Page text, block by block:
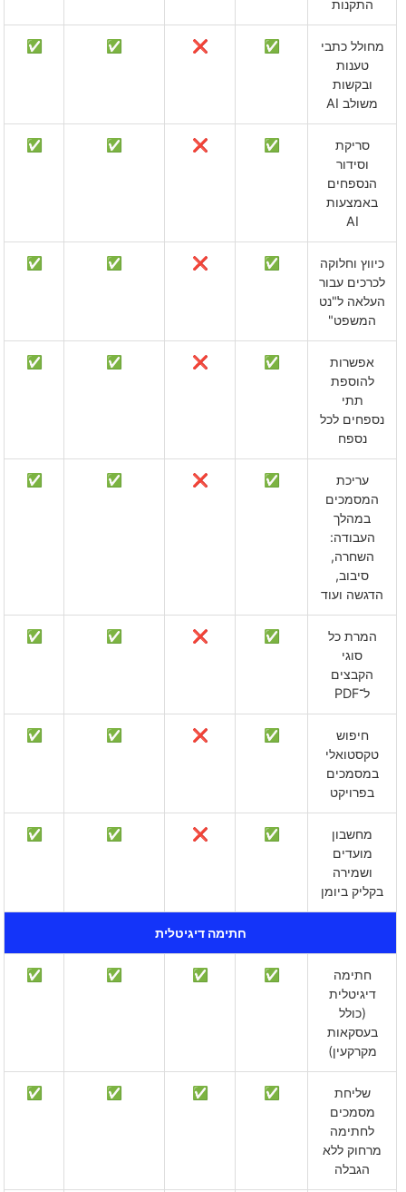
התקנות
מחולל כתבי
טענות
ובקשות
משולב AI
✅
❌
✅
✅
סריקת
וסידור
הנספחים
באמצעות
AI
✅
❌
✅
✅
כיווץ וחלוקה
לכרכים עבור
העלאה ל"נט
המשפט"
✅
❌
✅
✅
אפשרות
להוספת
תתי
נספחים לכל
נספח
✅
❌
✅
✅
עריכת
המסמכים
במהלך
העבודה:
השחרה,
סיבוב,
הדגשה ועוד
✅
❌
✅
✅
המרת כל
סוגי
הקבצים
ל־PDF
✅
❌
✅
✅
חיפוש
טקסטואלי
במסמכים
בפרויקט
✅
❌
✅
✅
מחשבון
מועדים
ושמירה
בקליק ביומן
✅
❌
✅
✅
חתימה דיגיטלית
חתימה
דיגיטלית
(כולל
בעסקאות
מקרקעין)
✅
✅
✅
✅
שליחת
מסמכים
לחתימה
מרחוק ללא
הגבלה
✅
✅
✅
✅